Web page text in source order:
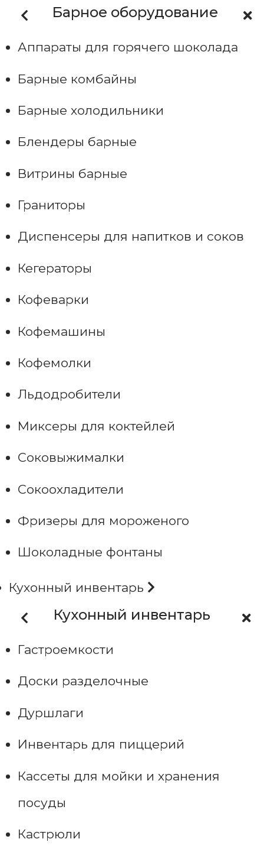
Барное оборудование
Аппараты для горячего шоколада
Барные комбайны
Барные холодильники
Блендеры барные
Витрины барные
Граниторы
Диспенсеры для напитков и соков
Кегераторы
Кофеварки
Кофемашины
Кофемолки
Льдодробители
Миксеры для коктейлей
Соковыжималки
Сокоохладители
Фризеры для мороженого
Шоколадные фонтаны
Кухонный инвентарь
Кухонный инвентарь
Гастроемкости
Доски разделочные
Дуршлаги
Инвентарь для пиццерий
Кассеты для мойки и хранения
посуды
Кастрюли